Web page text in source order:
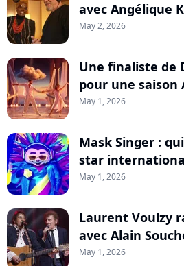
avec Angélique
May 2, 2026
Une finaliste de
pour une saison
May 1, 2026
Mask Singer :
star
May 1, 2026
Laurent Voulzy
avec Alain
May 1, 2026